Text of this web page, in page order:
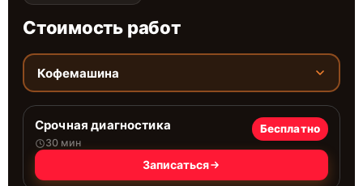
Стоимость работ
Кофемашина
Срочная диагностика
30 мин
Бесплатно
Записаться